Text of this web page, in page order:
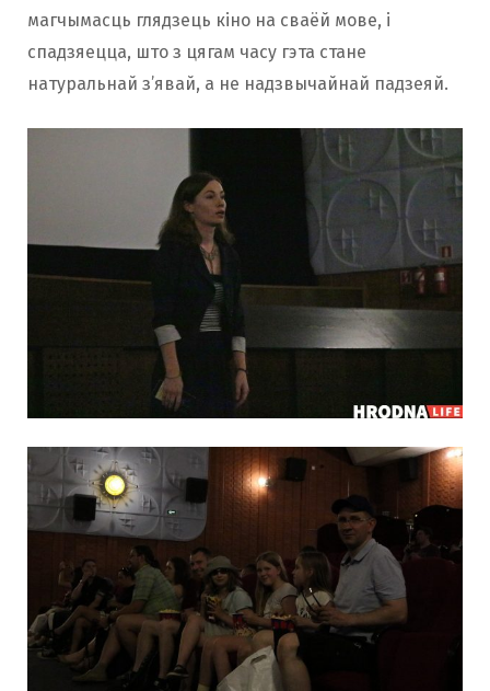
магчымасць глядзець кіно на сваёй мове, і
спадзяецца, што з цягам часу гэта стане
натуральнай з’явай, а не надзвычайнай падзеяй.